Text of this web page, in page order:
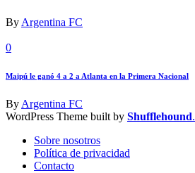
ByArgentina FC
0
Maipú le ganó 4 a 2 a Atlanta en la Primera Nacional
ByArgentina FC
WordPress Theme built by Shufflehound.
Sobre nosotros
Política de privacidad
Contacto